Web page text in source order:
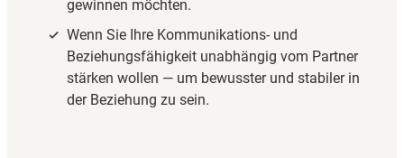
gewinnen möchten.
Wenn Sie Ihre Kommunikations- und
Beziehungsfähigkeit unabhängig vom Partner
stärken wollen — um bewusster und stabiler in
der Beziehung zu sein.